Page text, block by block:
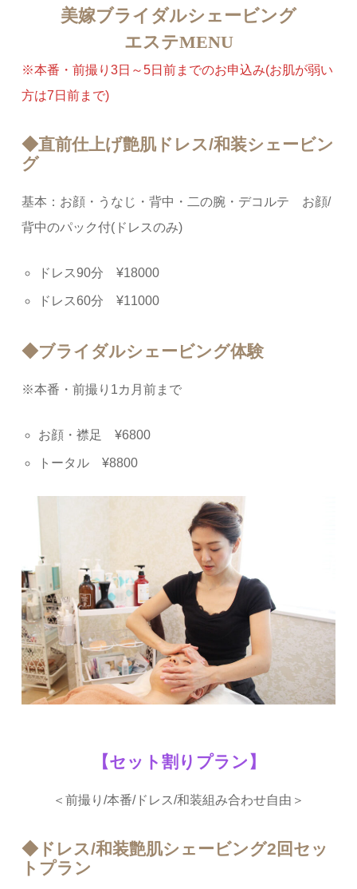
美嫁ブライダルシェービング
エステMENU
※本番・前撮り3日～5日前までのお申込み(お肌が弱い
方は7日前まで)
◆直前仕上げ艶肌ドレス/和装シェービン
グ
基本：お顔・うなじ・背中・二の腕・デコルテ お顔/
背中のパック付(ドレスのみ)
ドレス90分 ¥18000
ドレス60分 ¥11000
◆ブライダルシェービング体験
※本番・前撮り1カ月前まで
お顔・襟足 ¥6800
トータル ¥8800
【セット割りプラン】
＜前撮り/本番/ドレス/和装組み合わせ自由＞
◆ドレス/和装艶肌シェービング2回セッ
トプラン